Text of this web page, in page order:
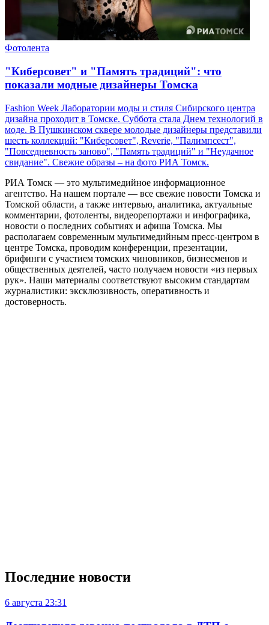
Фотолента
"Киберсовет" и "Память традиций": что
показали модные дизайнеры Томска
Fashion Week Лаборатории моды и стиля Сибирского центра
дизайна проходит в Томске. Суббота стала Днем технологий в
моде. В Пушкинском сквере молодые дизайнеры представили
шесть коллекций: "Киберсовет", Reverie, "Палимпсест",
"Повседневность заново", "Память традиций" и "Неудачное
свидание". Свежие образы – на фото РИА Томск.
РИА Томск — это мультимедийное информационное
агентство. На нашем портале — все свежие новости Томска и
Томской области, а также интервью, аналитика, актуальные
комментарии, фотоленты, видеорепортажи и инфографика,
новости о последних событиях и афиша Томска. Мы
располагаем современным мультимедийным пресс-центром в
центре Томска, проводим конференции, презентации,
брифинги с участием томских чиновников, бизнесменов и
общественных деятелей, часто получаем новости «из первых
рук». Наши материалы соответствуют высоким стандартам
журналистики: эксклюзивность, оперативность и
достоверность.
Последние новости
6 августа 23:31